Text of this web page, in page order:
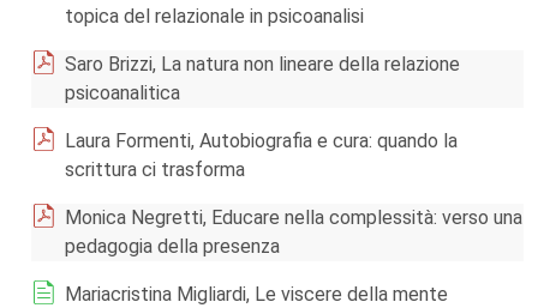
topica del relazionale in psicoanalisi
Saro Brizzi, La natura non lineare della relazione
psicoanalitica
Laura Formenti, Autobiografia e cura: quando la
scrittura ci trasforma
Monica Negretti, Educare nella complessità: verso una
pedagogia della presenza
Mariacristina Migliardi, Le viscere della mente